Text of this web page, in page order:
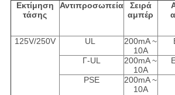
Εκτίμηση
τάσης
Αντιπροσωπεία
Σειρά
αμπέρ
125V/250V UL
200mA ~
10A
Γ-UL
200mA ~
10A
PSE
200mA ~
10A